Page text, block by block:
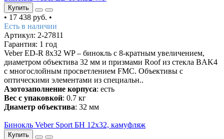
Купить
• 17 438 руб. •
Есть в наличии
Артикул: 2-27811
Гарантия: 1 год
Veber ED-R 8x32 WP – бинокль с 8-кратным увеличением,
диаметром объектива 32 мм и призмами Roof из стекла BAK4
с многослойным просветлением FMC. Объективы с
оптическими элементами из специальн..
Азотозаполнение корпуса: есть
Вес с упаковкой: 0.7 кг
Диаметр объектива: 32 мм
Бинокль Veber Sport БН 12х32, камуфляж
Купить